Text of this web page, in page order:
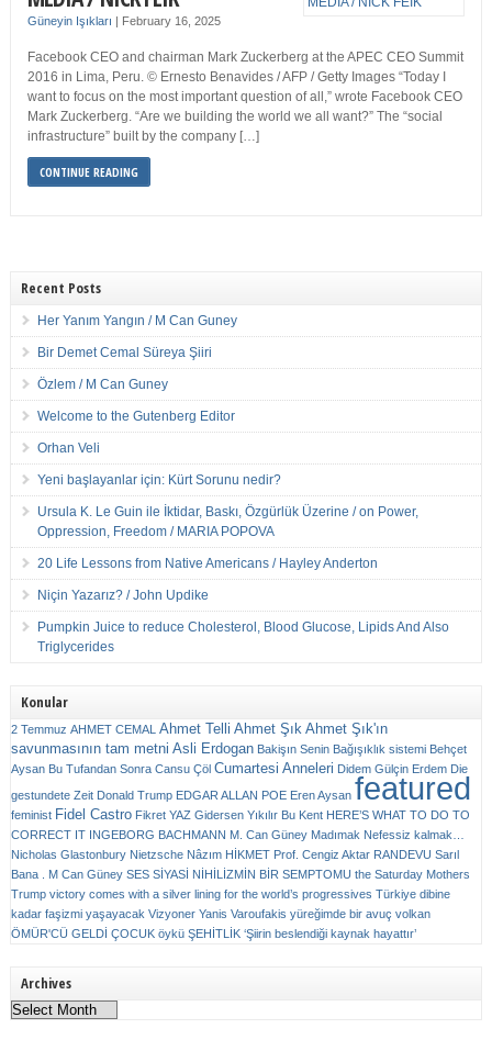
Güneyin Işıkları | February 16, 2025
Facebook CEO and chairman Mark Zuckerberg at the APEC CEO Summit
2016 in Lima, Peru. © Ernesto Benavides / AFP / Getty Images “Today I
want to focus on the most important question of all,” wrote Facebook CEO
Mark Zuckerberg. “Are we building the world we all want?” The “social
infrastructure” built by the company […]
CONTINUE READING
Recent Posts
Her Yanım Yangın / M Can Guney
Bir Demet Cemal Süreya Şiiri
Özlem / M Can Guney
Welcome to the Gutenberg Editor
Orhan Veli
Yeni başlayanlar için: Kürt Sorunu nedir?
Ursula K. Le Guin ile İktidar, Baskı, Özgürlük Üzerine / on Power,
Oppression, Freedom / MARIA POPOVA
20 Life Lessons from Native Americans / Hayley Anderton
Niçin Yazarız? / John Updike
Pumpkin Juice to reduce Cholesterol, Blood Glucose, Lipids And Also
Triglycerides
Konular
2 Temmuz AHMET CEMAL Ahmet Telli Ahmet Şık Ahmet Şık'ın
savunmasının tam metni Asli Erdogan Bakişın Senin Bağışıklık sistemi Behçet
Aysan Bu Tufandan Sonra Cansu Çöl Cumartesi Anneleri Didem Gülçin Erdem Die
gestundete Zeit Donald Trump EDGAR ALLAN POE Eren Aysan featured
feminist Fidel Castro Fikret YAZ Gidersen Yıkılır Bu Kent HERE’S WHAT TO DO TO
CORRECT IT INGEBORG BACHMANN M. Can Güney Madımak Nefessiz kalmak…
Nicholas Glastonbury Nietzsche Nâzım HİKMET Prof. Cengiz Aktar RANDEVU Sarıl
Bana . M Can Güney SES SİYASİ NİHİLİZMİN BİR SEMPTOMU the Saturday Mothers
Trump victory comes with a silver lining for the world’s progressives Türkiye dibine
kadar faşizmi yaşayacak Vizyoner Yanis Varoufakis yüreğimde bir avuç volkan
ÖMÜR'CÜ GELDİ ÇOCUK öykü ŞEHİTLİK ‘Şiirin beslendiği kaynak hayattır’
Archives
Archives